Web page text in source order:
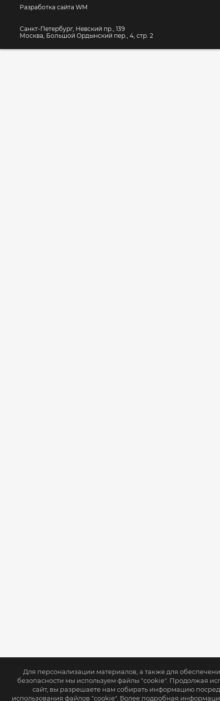
Для персонализации материалов, а также для
безопасности мы используем файлы "cookie". Продолжая
сайт, вы разрешаете нам собирать информацию
использования файлов "cookie". Более подробная
Разработка сайта WM
Санкт-Петербург, Невский пр., 139
Москва, Большой Ордынский пер., 4, стр. 2